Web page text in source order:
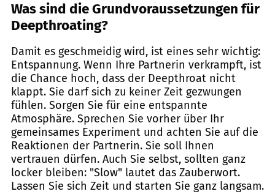
Was sind dieGrundvoraussetzungen für
Deepthroating?
Damit es geschmeidig wird, ist eines sehr wichtig:
Entspannung. Wenn Ihre Partnerin verkrampft, ist
die Chance hoch, dass der Deepthroat nicht
klappt. Sie darf sich zu keiner Zeit gezwungen
fühlen. Sorgen Sie für eine entspannte
Atmosphäre. Sprechen Sie vorher über Ihr
gemeinsames Experiment und achten Sie auf die
Reaktionen der Partnerin. Sie soll Ihnen
vertrauen dürfen. Auch Sie selbst, sollten ganz
locker bleiben: "Slow" lautet das Zauberwort.
Lassen Sie sich Zeit und starten Sie ganz langsam.